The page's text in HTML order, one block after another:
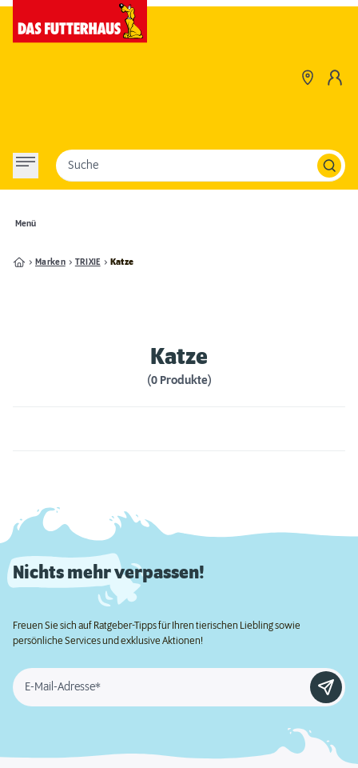
Menü
Suche
Marken TRIXIE Katze
Katze
(0 Produkte)
Nichts mehr verpassen!
Freuen Sie sich auf Ratgeber-Tipps für Ihren tierischen Liebling sowie
persönliche Services und exklusive Aktionen!
E-Mail-Adresse*